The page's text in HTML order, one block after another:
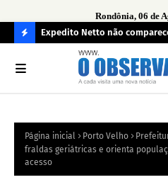
Rondônia, 06 de
O
R
A
ilícitos
Expedito Netto não
ausência gera desconforto
Porto Velho
Página inicial Porto Velho
fraldas geriátricas e orienta
acesso